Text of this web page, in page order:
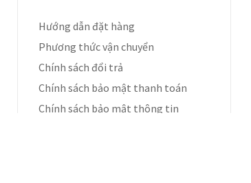
Hướng dẫn đặt hàng
Phương thức vận chuyển
Chính sách đổi trả
Chính sách bảo mật thanh toán
Chính sách bảo mật thông tin